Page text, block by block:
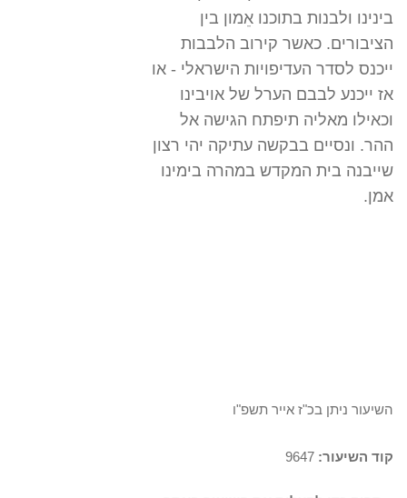
בינינו ולבנות בתוכנו אֵמון בין
הציבורים. כאשר קירוב הלבבות
ייכנס לסדר העדיפויות הישראלי - או
אז ייכנע לבבם הערל של אויבינו
וכאילו מאליה תיפתח הגישה אל
ההר. ונסיים בבקשה עתיקה יהי רצון
שייבנה בית המקדש במהרה בימינו
אמן.
השיעור ניתן בכ"ז אייר תשפ"ו
קוד השיעור: